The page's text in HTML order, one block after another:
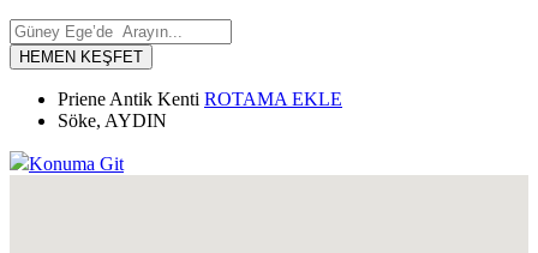
HEMEN KEŞFET
Priene Antik Kenti ROTAMA EKLE
Söke, AYDIN
Konuma Git